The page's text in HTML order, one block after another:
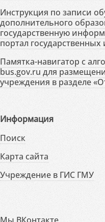
Инструкция по записи
дополнительного
государственную
портал
Памятка-навигатор с
bus.gov.ru для
учреждения в разделе
Информация
Поиск
Карта сайта
Учреждение в ГИС ГМУ